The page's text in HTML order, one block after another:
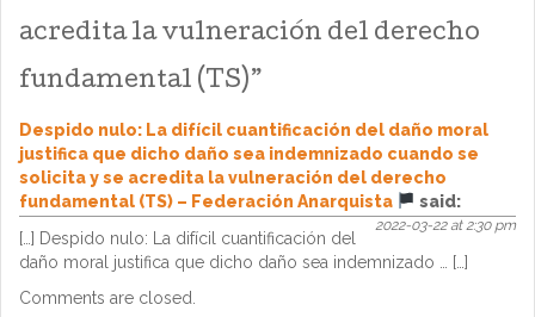
acredita la vulneración del derecho
fundamental (TS)”
Despido nulo: La difícil cuantificación del daño moral
justifica que dicho daño sea indemnizado cuando se
solicita y se acredita la vulneración del derecho
fundamental (TS) – Federación Anarquista
said:
2022-03-22 at 2:30 pm
[…] Despido nulo: La difícil cuantificación del
daño moral justifica que dicho daño sea indemnizado … […]
Comments are closed.